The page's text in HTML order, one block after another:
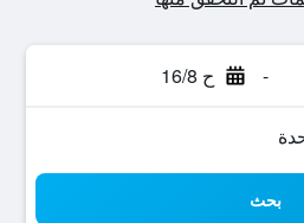
- ح 16/8
بحث